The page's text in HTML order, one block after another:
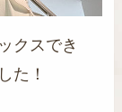
クスでき
た！